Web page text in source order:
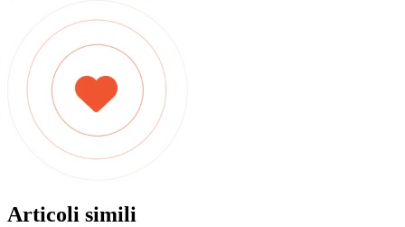
Articoli simili